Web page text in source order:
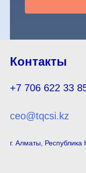
Контакты
+7 706 622 33
ceo@tqcsi.kz
г. Алматы, Республика